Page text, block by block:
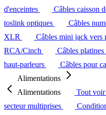
d'enceintes
Câbles caisson
toslink optiques
Câbles
XLR
Câbles mini jack vers
RCA/Cinch
Câbles
haut-parleurs
Câbles pour
Alimentations
Alimentations
Tout voir
secteur multiprises